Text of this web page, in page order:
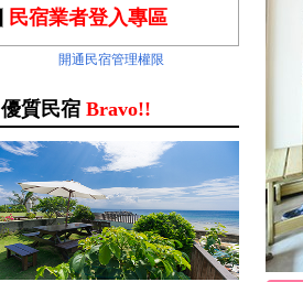
民宿業者登入專區
開通民宿管理權限
優質民宿 Bravo!!